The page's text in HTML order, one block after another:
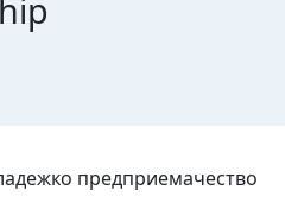
предприемачество